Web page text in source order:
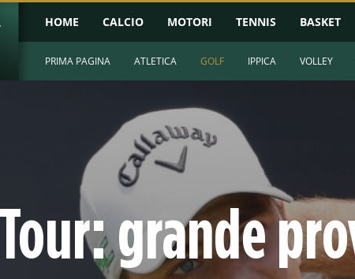
HOME CALCIO MOTORI TENNIS BASKET
PRIMA PAGINA ATLETICA GOLF IPPICA VOLLEY
grande